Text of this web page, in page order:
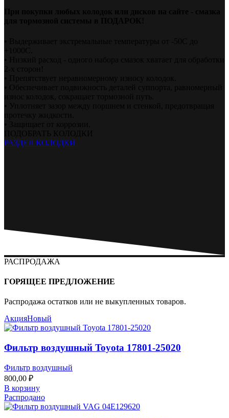
РАЗДЕЛ КОЛОДКИ
РАСПРОДАЖА
ГОРЯЩЕЕ ПРЕДЛОЖЕНИЕ
Распродажа остатков или не выкупленных товаров.
АкцияНовый
Фильтр воздушный Toyota 17801-25020
Фильтр воздушный
800,00 ₽
В корзину
Распродано